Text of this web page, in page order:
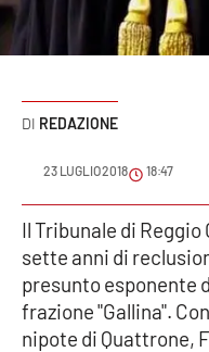
Sanità
Cultura
Podcast
Meteo
Editoriali
REDAZIONE
23 LUGLIO 2018 18:47
Il Tribunale di
sette anni di
presunto esponente
frazione "Gallina".
nipote di Quattrone,